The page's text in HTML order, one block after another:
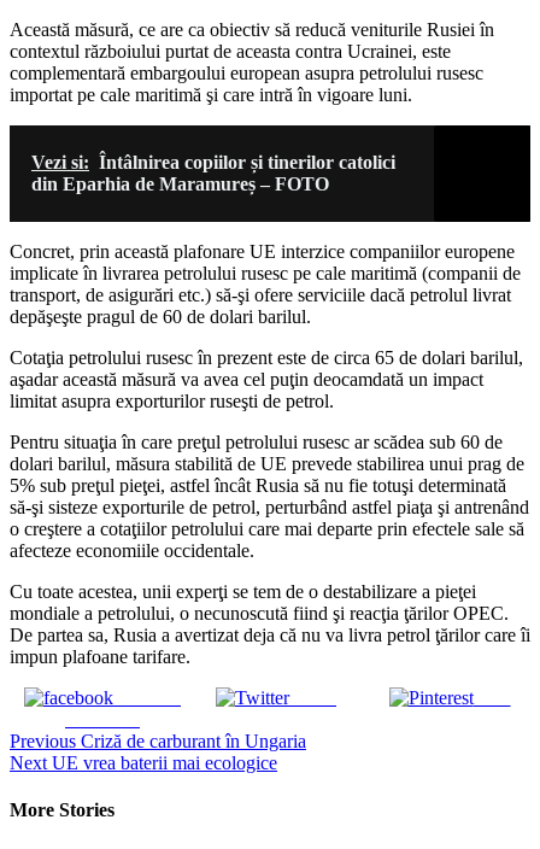
Această măsură, ce are ca obiectiv să reducă veniturile Rusiei în
contextul războiului purtat de aceasta contra Ucrainei, este
complementară embargoului european asupra petrolului rusesc
importat pe cale maritimă şi care intră în vigoare luni.
Vezi si: Întâlnirea copiilor și tinerilor catolici
din Eparhia de Maramureș – FOTO
Concret, prin această plafonare UE interzice companiilor europene
implicate în livrarea petrolului rusesc pe cale maritimă (companii de
transport, de asigurări etc.) să-şi ofere serviciile dacă petrolul livrat
depăşeşte pragul de 60 de dolari barilul.
Cotaţia petrolului rusesc în prezent este de circa 65 de dolari barilul,
aşadar această măsură va avea cel puţin deocamdată un impact
limitat asupra exporturilor ruseşti de petrol.
Pentru situaţia în care preţul petrolului rusesc ar scădea sub 60 de
dolari barilul, măsura stabilită de UE prevede stabilirea unui prag de
5% sub preţul pieţei, astfel încât Rusia să nu fie totuşi determinată
să-şi sisteze exporturile de petrol, perturbând astfel piaţa şi antrenând
o creştere a cotaţiilor petrolului care mai departe prin efectele sale să
afecteze economiile occidentale.
Cu toate acestea, unii experţi se tem de o destabilizare a pieţei
mondiale a petrolului, o necunoscută fiind şi reacţia ţărilor OPEC.
De partea sa, Rusia a avertizat deja că nu va livra petrol ţărilor care îi
impun plafoane tarifare.
Tweet Save
Continue
Reading
Previous Criză de carburant în Ungaria
Next UE vrea baterii mai ecologice
More Stories